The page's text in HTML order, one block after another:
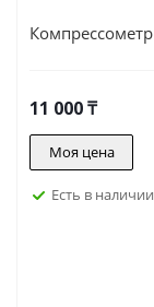
Компрессометр
11 000₸
Моя цена
Есть в наличии